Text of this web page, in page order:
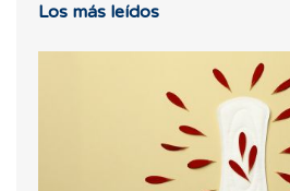
Los más leídos